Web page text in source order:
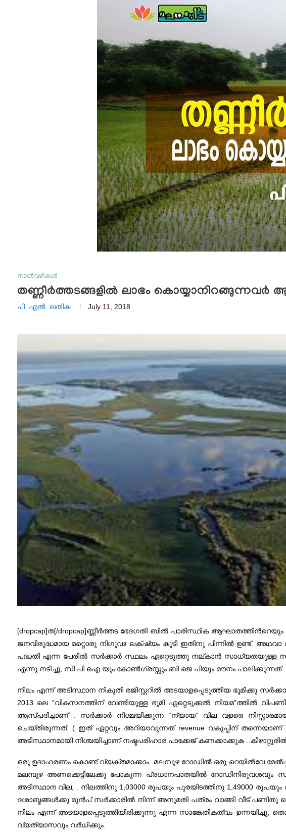
നാൾവഴികൾ
തണ്ണീർത്തടങ്ങളിൽ ലാഭം കൊയ്യാനിറങ്ങുന്നവർ
പി. എൽ. ലതിക July 11, 2018
[dropcap]ത[/dropcap]ണ്ണീർത്തട ഭേദഗതി ബിൽ പാരിസ്ഥിക
ജനവിരുദ്ധമായ മറ്റൊരു നിഗൂഢ ലക്‌ഷ്യം കൂടി ഇതിനു പിന്നിൽ ഉണ്ട്.
പദ്ധതി എന്ന പേരിൽ സർക്കാർ സ്ഥലം ഏറ്റെടുത്തു നല്കാൻ
എന്നു നടിച്ചു, സി പി ഐ യും കോൺഗ്രസ്സും ബി ജെ പിയും മൗനം പാലിക്കുന്നത് .
നിലം എന്ന് അടിസ്ഥാന നികുതി രജിസ്റ്ററിൽ അടയാളപ്പെടുത്തിയ ഭൂമിക്കു
2013 ലെ “വികസനത്തിന് വേണ്ടിയുള്ള ഭൂമി ഏറ്റെടുക്കൽ നിയമ”ത്തിൽ
ആസ്പദിച്ചാണ് . സർക്കാർ നിശ്ചയിക്കുന്ന “ന്യായ” വില വളരെ
ചെയ്തിരുന്നത്. ( ഇത് ഏറ്റവും അറിയാവുന്നത് revenue വകുപ്പിന് തന്നെയാണ്
അടിസ്ഥാനമായി നിശ്ചയിച്ചാണ് നഷ്ടപരിഹാര പാക്കേജ് കണക്കാക്കുക
ഒരു ഉദാഹരണം കൊണ്ട് വ്യക്തമാക്കാം. മലമ്പുഴ റോഡിൽ ഒരു റെയിൽവേ
മലമ്പുഴ അണക്കെട്ടിലേക്കു പോകുന്ന പ്രധാനപാതയിൽ റോഡിനിരുവശവും
അടിസ്ഥാന വില, . നിലത്തിനു 1,03000 രൂപയും പുരയിടത്തിനു 1,49000
ദശാബ്ദങ്ങൾക്കു മുൻപ് സർക്കാരിൽ നിന്ന് അനുമതി പത്രം വാങ്ങി വീട് പണിതു
നിലം എന്ന് അടയാളപ്പെടുത്തിയിരിക്കുന്നു എന്ന സാങ്കേതികത്വം
വ്യത്യാസവും വർധിക്കും.